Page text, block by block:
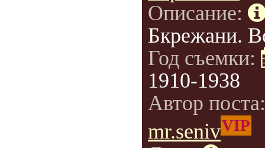
Описание:
Бкрежани.
Год съемки:
1910-1938
Автор
mr.senivVIP